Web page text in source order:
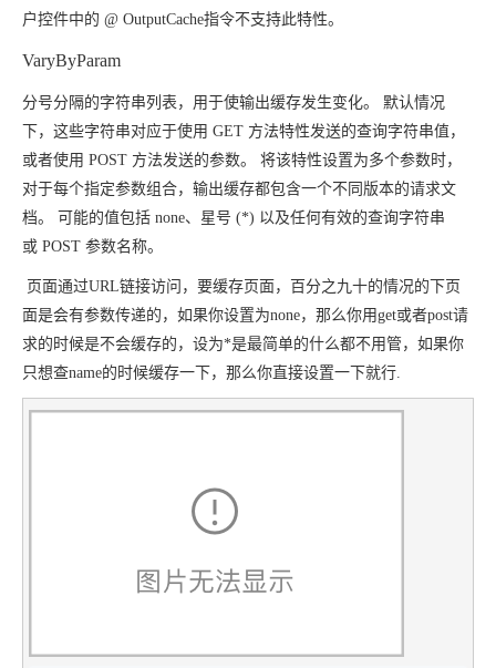
户控件中的 @ OutputCache指令不支持此特性。
VaryByParam
分号分隔的字符串列表，用于使输出缓存发生变化。 默认情况
下，这些字符串对应于使用 GET 方法特性发送的查询字符串值，
或者使用 POST 方法发送的参数。 将该特性设置为多个参数时，
对于每个指定参数组合，输出缓存都包含一个不同版本的请求文
档。
可能的值包括 none、星号 (*) 以及任何有效的查询字符串
或 POST 参数名称。
页面通过URL链接访问，要缓存页面，百分之九十的情况的下页
面是会有参数传递的，如果你设置为none，那么你用get或者post请
求的时候是不会缓存的，设为*是最简单的什么都不用管，如果你
只想查name的时候缓存一下，那么你直接设置一下就行.